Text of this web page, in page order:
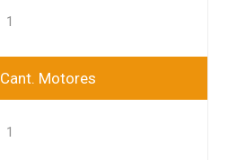
1
Cant. Motores
1